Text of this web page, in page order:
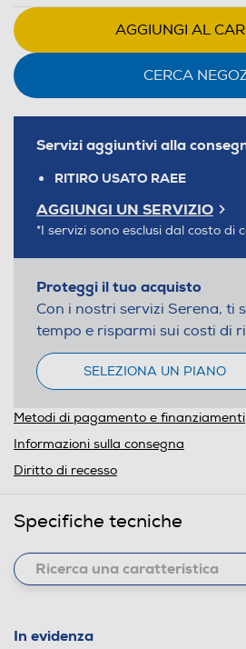
AGGIUNGI AL
CERCA
Servizi aggiuntivi alla
RITIRO USATO RAEE
AGGIUNGI UN SERVIZIO
*I servizi sono esclusi dal costo di
Proteggi il tuo acquisto
Con i nostri servizi Serena, ti
tempo e risparmi sui costi di
SELEZIONA UN PIANO
Metodi di pagamento e finanziamenti
Informazioni sulla consegna
Diritto di recesso
Specifiche tecniche
In evidenza